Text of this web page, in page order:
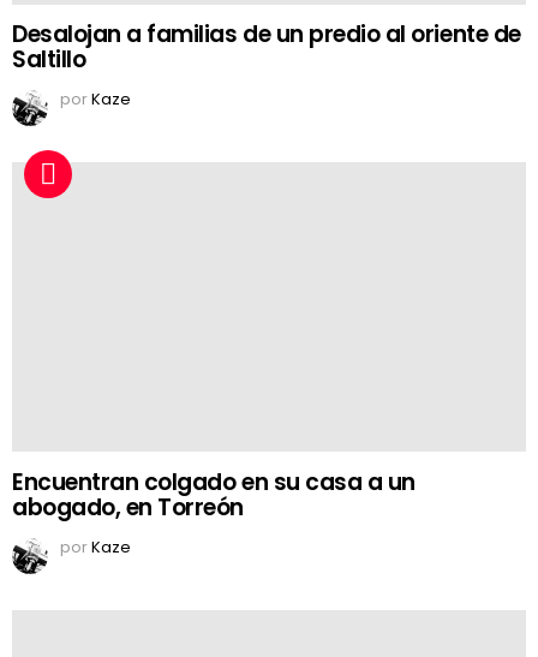
Desalojan a familias de un predio al oriente de
Saltillo
porKaze
Encuentran colgado en su casa a un
abogado, en Torreón
porKaze